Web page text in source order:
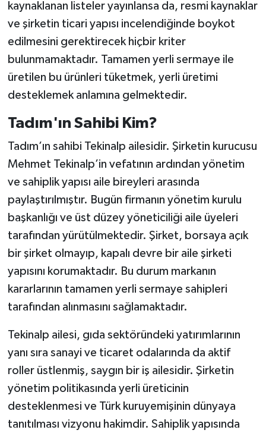
kaynaklanan listeler yayınlansa da, resmi kaynaklar
ve şirketin ticari yapısı incelendiğinde boykot
edilmesini gerektirecek hiçbir kriter
bulunmamaktadır. Tamamen yerli sermaye ile
üretilen bu ürünleri tüketmek, yerli üretimi
desteklemek anlamına gelmektedir.
Tadım'ın Sahibi Kim?
Tadım’ın sahibi Tekinalp ailesidir. Şirketin kurucusu
Mehmet Tekinalp’in vefatının ardından yönetim
ve sahiplik yapısı aile bireyleri arasında
paylaştırılmıştır. Bugün firmanın yönetim kurulu
başkanlığı ve üst düzey yöneticiliği aile üyeleri
tarafından yürütülmektedir. Şirket, borsaya açık
bir şirket olmayıp, kapalı devre bir aile şirketi
yapısını korumaktadır. Bu durum markanın
kararlarının tamamen yerli sermaye sahipleri
tarafından alınmasını sağlamaktadır.
Tekinalp ailesi, gıda sektöründeki yatırımlarının
yanı sıra sanayi ve ticaret odalarında da aktif
roller üstlenmiş, saygın bir iş ailesidir. Şirketin
yönetim politikasında yerli üreticinin
desteklenmesi ve Türk kuruyemişinin dünyaya
tanıtılması vizyonu hakimdir. Sahiplik yapısında